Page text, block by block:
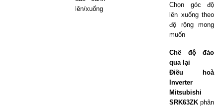
Chọn góc độ
lên xuống theo
độ rộng mong
muốn
Chế độ đảo
qua lại
Điều hoà
Inverter
Mitsubishi
SRK63ZK phân